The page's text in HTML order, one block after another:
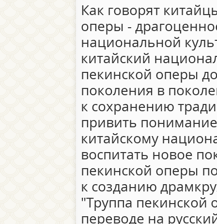
Как говорят
оперы -
национальной
китайский
пекинской оперы
поколения в
к сохранению
привить
китайскому
воспитать новое
пекинской оперы
к созданию
"Труппа
переводе на